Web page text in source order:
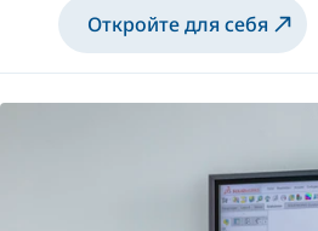
Откройте для себя